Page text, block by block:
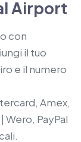
Airport
con
il tuo
e il numero
Amex,
Wero, PayPal